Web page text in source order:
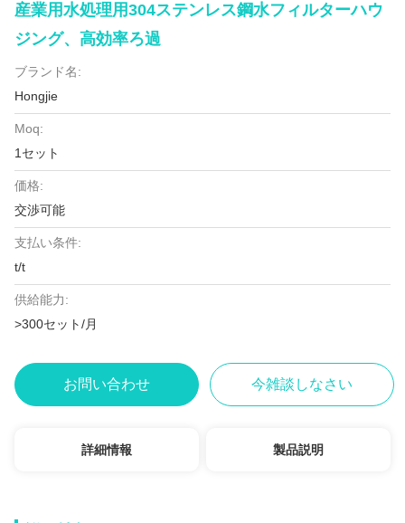
産業用水処理用304ステンレス鋼水フィルターハウ
ジング、高効率ろ過
ブランド名:
Hongjie
Moq:
1セット
価格:
交渉可能
支払い条件:
t/t
供給能力:
>300セット/月
お問い合わせ 今雑談しなさい
詳細情報 製品説明